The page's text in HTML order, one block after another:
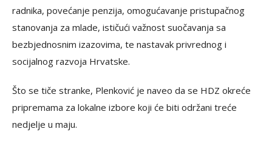
radnika, povećanje penzija, omogućavanje pristupačnog
stanovanja za mlade, ističući važnost suočavanja sa
bezbjednosnim izazovima, te nastavak privrednog i
socijalnog razvoja Hrvatske.
Što se tiče stranke, Plenković je naveo da se HDZ okreće
pripremama za lokalne izbore koji će biti održani treće
nedjelje u maju.